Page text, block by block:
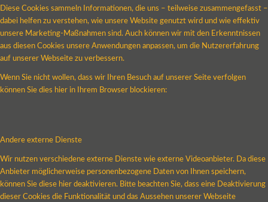
Diese Cookies sammeln Informationen, die uns – teilweise zusammengefasst –
dabei helfen zu verstehen, wie unsere Website genutzt wird und wie effektiv
unsere Marketing-Maßnahmen sind. Auch können wir mit den Erkenntnissen
aus diesen Cookies unsere Anwendungen anpassen, um die Nutzererfahrung
auf unserer Webseite zu verbessern.
Wenn Sie nicht wollen, dass wir Ihren Besuch auf unserer Seite verfolgen
können Sie dies hier in Ihrem Browser blockieren:
Andere externe Dienste
Wir nutzen verschiedene externe Dienste wie externe Videoanbieter. Da diese
Anbieter möglicherweise personenbezogene Daten von Ihnen speichern,
können Sie diese hier deaktivieren. Bitte beachten Sie, dass eine Deaktivierung
dieser Cookies die Funktionalität und das Aussehen unserer Webseite